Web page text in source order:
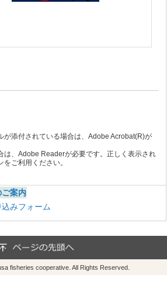
添付されている場合は、Adobe Acrobat(R)が
は、Adobe Readerが必要です。正しく表示され
ご利用ください。
案内
みフォーム
fisheries cooperative. All Rights Reserved.